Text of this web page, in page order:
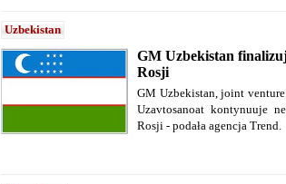
Uzbekistan
GM Uzbekistan
Rosji
GM Uzbekistan, joint
Uzavtosanoat kontynuuje
Rosji - podała agencja Trend.